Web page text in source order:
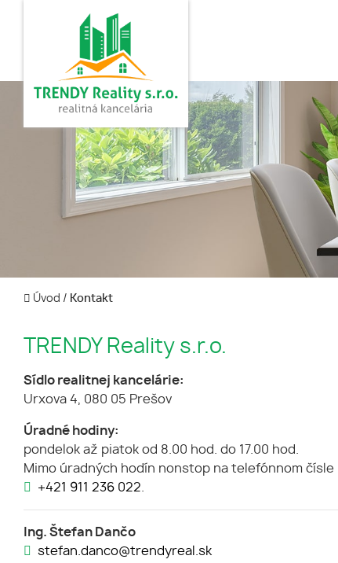
Úvod / Kontakt
TRENDY Reality s.r.o.
Sídlo realitnej kancelárie:
Urxova 4, 080 05 Prešov
Úradné hodiny:
pondelok až piatok od 8.00 hod. do 17.00 hod.
Mimo úradných hodín nonstop na telefónnom čísle
+421 911 236 022
Ing. Štefan Dančo
stefan.danco@trendyreal.sk